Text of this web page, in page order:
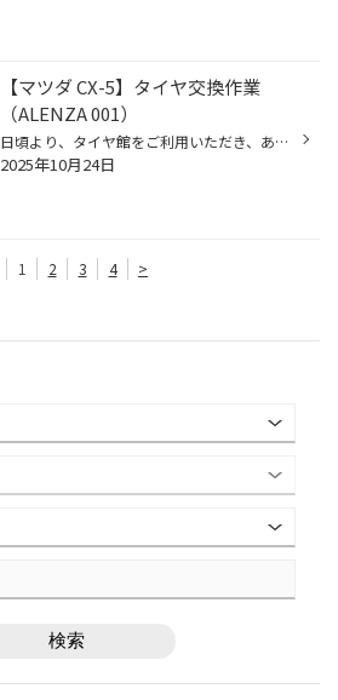
【マツダ CX-5】タイヤ交換作業
（ALENZA 001）
日頃より、タイヤ館をご利用いただき、ありがとうございます。 さて、当店と同じチェーン店の近隣タイヤ館店舗で作業いたしましたタイヤ交換作業をご紹介します。 （WEB掲載をご快諾いただきましたお客様！大変感謝しております。 いつもご愛顧いただき誠にありがとうございます！！） おクルマ：マ...
2025年10月24日
1 2 3 4 >